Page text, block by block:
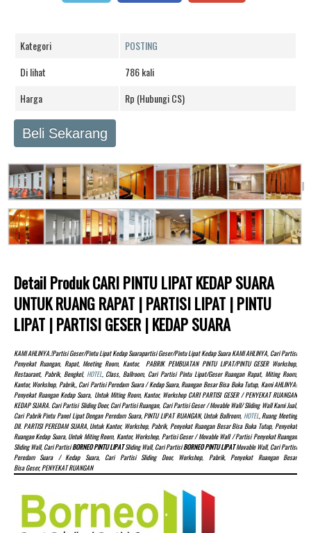
Kategori
POSTING
Di lihat
786 kali
Harga
Rp (Hubungi CS)
Beli Sekarang
Detail Produk CARI PINTU LIPAT KEDAP SUARA
UNTUK RUANG RAPAT | PARTISI LIPAT | PINTU
LIPAT | PARTISI GESER | KEDAP SUARA
KAMI AHLINYA.!partisi Geser/pintu Lipat Kedap Suarapartisi Geser/pintu Lipat Kedap Suara KAMI AHLINYA, Cari Partisi
Penyekat Ruangan, Rapat, Meeting Room, Kantor, PABRIK PEMBUATAN PINTU LIPAT/PINTU GESER Workshop,
Restaurant, Pabrik, Bengkel, HOTEL, Class, Ballroom, Cari Partisi Pintu Lipat/Geser Ruangan Rapat, Miting Room,
Kantor, Workshop, Pabrik,, Cari Partisi Peredam Suara / Kedap Suara, Ruangan Besar Bisa Buka Tutup, Kami AHLINYA!
Penyekat Ruangan Kedap Suara, Untuk Miting Room, Kantor, Workshop CARI PARTISI GESER / PENYEKAT RUANGAN
KEDAP SUARA. Cari Partisi Sliding Door, Cari Partisi Ruangan, Cari Partisi Geser / Movable Wall/ Sliding Wall Kami Jual,
Cari Pabrik Pintu Panel Lipat Dengan Peredam Suara, PINTU LIPAT RUANGAN, Untuk Ballroom, HOTEL, Ruang Meeting
Dll. PARTISI PEREDAM SUARA, Untuk Kantor, Workshop, Pabrik, Penyekat Ruangan Besar Bisa Buka Tutup, Penyekat
Ruangan Kedap Suara, Untuk Miting Room, Kantor, Workshop, Partisi Geser / Movable Wall / Partisi Penyekat Ruangan
Sliding Wall, Cari PartisiBORNEO PINTU LIPATSliding Wall, Cari PartisiBORNEO PINTU LIPATMovable Wall, Cari Partisi
Peredam Suara / Kedap Suara, Cari Partisi Sliding Door, Workshop, Pabrik, Penyekat Ruangan Besar
Bisa Geser, PENYEKAT RUANGAN